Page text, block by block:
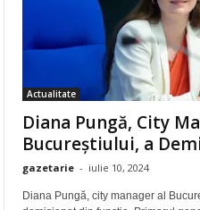
Actualitate
Diana Pungă, City
Bucureștiului, a
gazetarie - iulie 10, 2024
Diana Pungă, city manager al